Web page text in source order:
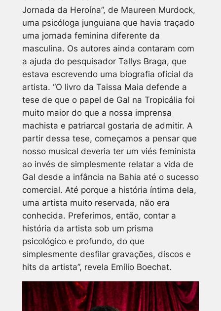
Jornada da Heroína”, de Maureen Murdock,
uma psicóloga junguiana que havia traçado
uma jornada feminina diferente da
masculina. Os autores ainda contaram com
a ajuda do pesquisador Tallys Braga, que
estava escrevendo uma biografia oficial da
artista. “O livro da Taissa Maia defende a
tese de que o papel de Gal na Tropicália foi
muito maior do que a nossa imprensa
machista e patriarcal gostaria de admitir. A
partir dessa tese, começamos a pensar que
nosso musical deveria ter um viés feminista
ao invés de simplesmente relatar a vida de
Gal desde a infância na Bahia até o sucesso
comercial. Até porque a história íntima dela,
uma artista muito reservada, não era
conhecida. Preferimos, então, contar a
história da artista sob um prisma
psicológico e profundo, do que
simplesmente desfilar gravações, discos e
hits da artista”, revela Emílio Boechat.